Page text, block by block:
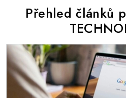
Přehled článků